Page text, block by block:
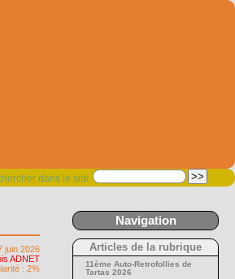
dans le site
juin 2026
ADNET
: 2%
Navigation
Articles de la rubrique
11ème Auto-Retrofollies de
Tartas 2026